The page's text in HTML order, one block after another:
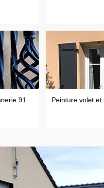
91 Peinture volet et